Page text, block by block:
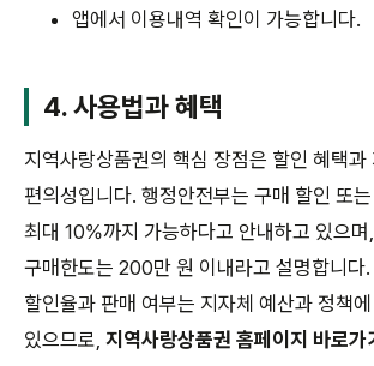
앱에서 이용내역 확인이 가능합니다.
4. 사용법과 혜택
지역사랑상품권의 핵심 장점은 할인 혜택과
편의성입니다. 행정안전부는 구매 할인 또는
최대 10%까지 가능하다고 안내하고 있으며
구매한도는 200만 원 이내라고 설명합니다.
할인율과 판매 여부는 지자체 예산과 정책
있으므로, 지역사랑상품권 홈페이지 바로가